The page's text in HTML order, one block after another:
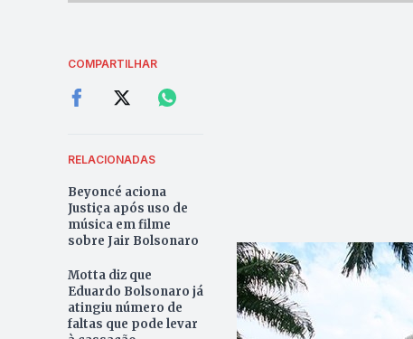
COMPARTILHAR
RELACIONADAS
Beyoncé aciona
Justiça após uso de
música em filme
sobre Jair Bolsonaro
Motta diz que
Eduardo Bolsonaro já
atingiu número de
faltas que pode levar